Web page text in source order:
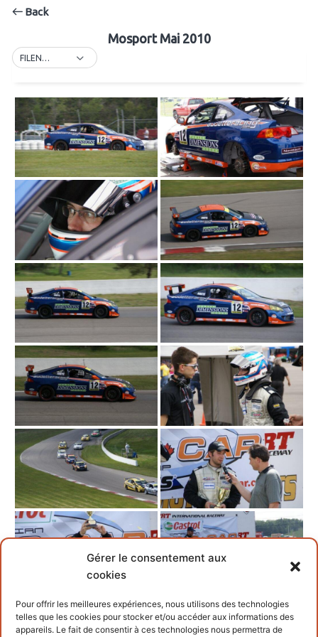
Gérer le consentement aux
cookies
Pour offrir les meilleures expériences, nous utilisons des technologies
telles que les cookies pour stocker et/ou accéder aux informations des
appareils. Le fait de consentir à ces technologies nous permettra de
Back
Mosport Mai 2010